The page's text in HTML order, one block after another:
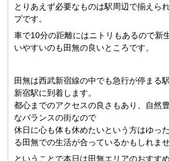
とりあえず必要なものは駅周辺で揃えら
プです。
車で10分の距離にはニトリもあるので新
いやすいのも田無の良いところです。
田無は西武新宿線の中でも急行が停まる
新宿駅に到着します。
都心までのアクセスの良さもあり、自然
なバランスの街なので
休日に心も体も休めたいという方はゆっ
る田無での生活が合っているかもしれませ
ということで本日は田無エリアのおすす